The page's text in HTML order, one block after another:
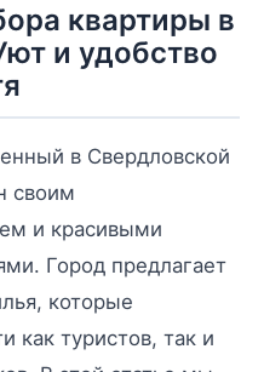
квартиры в
и удобство
в Свердловской
своим
и красивыми
Город предлагает
которые
как туристов, так и